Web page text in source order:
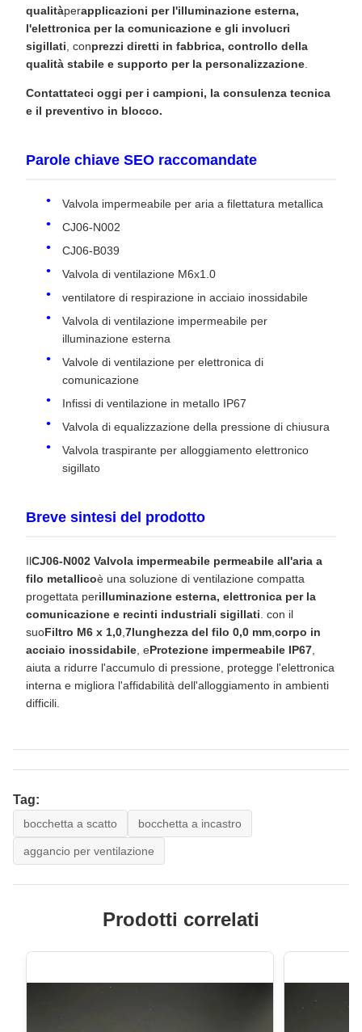
qualitàperapplicazioni per l'illuminazione esterna,
l'elettronica per la comunicazione e gli involucri
sigillati , conprezzi diretti in fabbrica, controllo della
qualità stabile e supporto per la personalizzazione
Contattateci oggi per i campioni, la consulenza tecnica
e il preventivo in blocco.
Parole chiave SEO raccomandate
Valvola impermeabile per aria a filettatura metallica
CJ06-N002
CJ06-B039
Valvola di ventilazione M6x1.0
ventilatore di respirazione in acciaio inossidabile
Valvola di ventilazione impermeabile per
illuminazione esterna
Valvole di ventilazione per elettronica di
comunicazione
Infissi di ventilazione in metallo IP67
Valvola di equalizzazione della pressione di chiusura
Valvola traspirante per alloggiamento elettronico
sigillato
Breve sintesi del prodotto
IlCJ06-N002 Valvola impermeabile permeabile all'aria a
filo metallicoè una soluzione di ventilazione compatta
progettata perilluminazione esterna, elettronica per la
comunicazione e recinti industriali sigillati . con il
suoFiltro M6 x 1,0 7lunghezza del filo 0,0 mm corpo in
acciaio inossidabile , eProtezione impermeabile IP67
aiuta a ridurre l'accumulo di pressione, protegge l'elettronica
interna e migliora l'affidabilità dell'alloggiamento in ambienti
difficili.
Tag:
bocchetta a scatto bocchetta a incastro
aggancio per ventilazione
Prodotti correlati